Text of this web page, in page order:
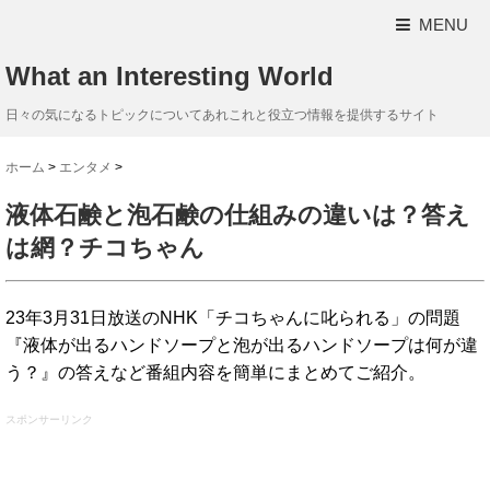
MENU
What an Interesting World
日々の気になるトピックについてあれこれと役立つ情報を提供するサイト
ホーム > エンタメ >
液体石鹸と泡石鹸の仕組みの違いは？答え
は網？チコちゃん
23年3月31日放送のNHK「チコちゃんに叱られる」の問題
『液体が出るハンドソープと泡が出るハンドソープは何が違
う？』の答えなど番組内容を簡単にまとめてご紹介。
スポンサーリンク